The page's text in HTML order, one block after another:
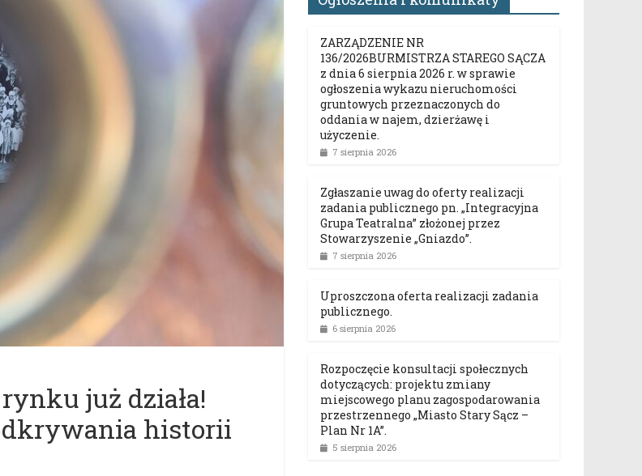
już działa!
historii
ZARZĄDZENIE NR
136/2026BURMISTRZA STAREGO SĄCZA
z dnia 6 sierpnia 2026 r. w sprawie
ogłoszenia wykazu nieruchomości
gruntowych przeznaczonych do
oddania w najem, dzierżawę i
użyczenie.
7 sierpnia 2026
Zgłaszanie uwag do oferty realizacji
zadania publicznego pn. „Integracyjna
Grupa Teatralna” złożonej przez
Stowarzyszenie „Gniazdo”.
7 sierpnia 2026
Uproszczona oferta realizacji zadania
publicznego.
6 sierpnia 2026
Rozpoczęcie konsultacji społecznych
dotyczących: projektu zmiany
miejscowego planu zagospodarowania
przestrzennego „Miasto Stary Sącz –
Plan Nr 1A”.
5 sierpnia 2026